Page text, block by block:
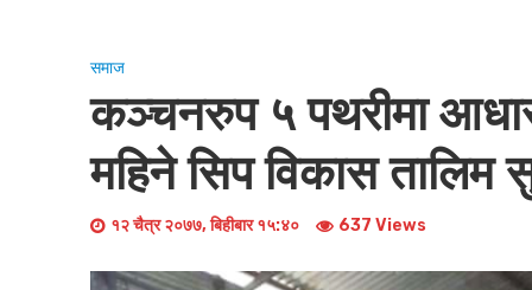
समाज
कञ्चनरुप ५ पथरीमा
महिने सिप विकास तालिम
१२ चैत्र २०७७, बिहीबार १५:४० 637 Views